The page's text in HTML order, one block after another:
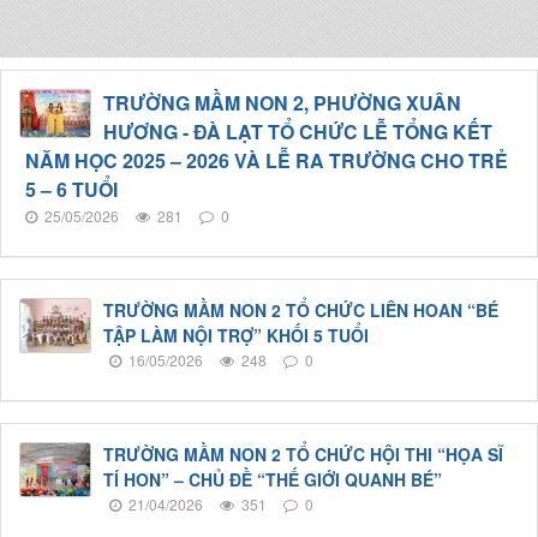
TRƯỜNG MẦM NON 2, PHƯỜNG XUÂN
HƯƠNG - ĐÀ LẠT TỔ CHỨC LỄ TỔNG KẾT
NĂM HỌC 2025 – 2026 VÀ LỄ RA TRƯỜNG CHO TRẺ
5 – 6 TUỔI
25/05/2026 281 0
TRƯỜNG MẦM NON 2 TỔ CHỨC LIÊN HOAN “BÉ
TẬP LÀM NỘI TRỢ” KHỐI 5 TUỔI
16/05/2026 248 0
TRƯỜNG MẦM NON 2 TỔ CHỨC HỘI THI “HỌA SĨ
TÍ HON” – CHỦ ĐỀ “THẾ GIỚI QUANH BÉ”
21/04/2026 351 0